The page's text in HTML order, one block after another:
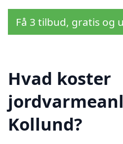
Få 3 tilbud, gratis og
Hvad koster
Kollund?